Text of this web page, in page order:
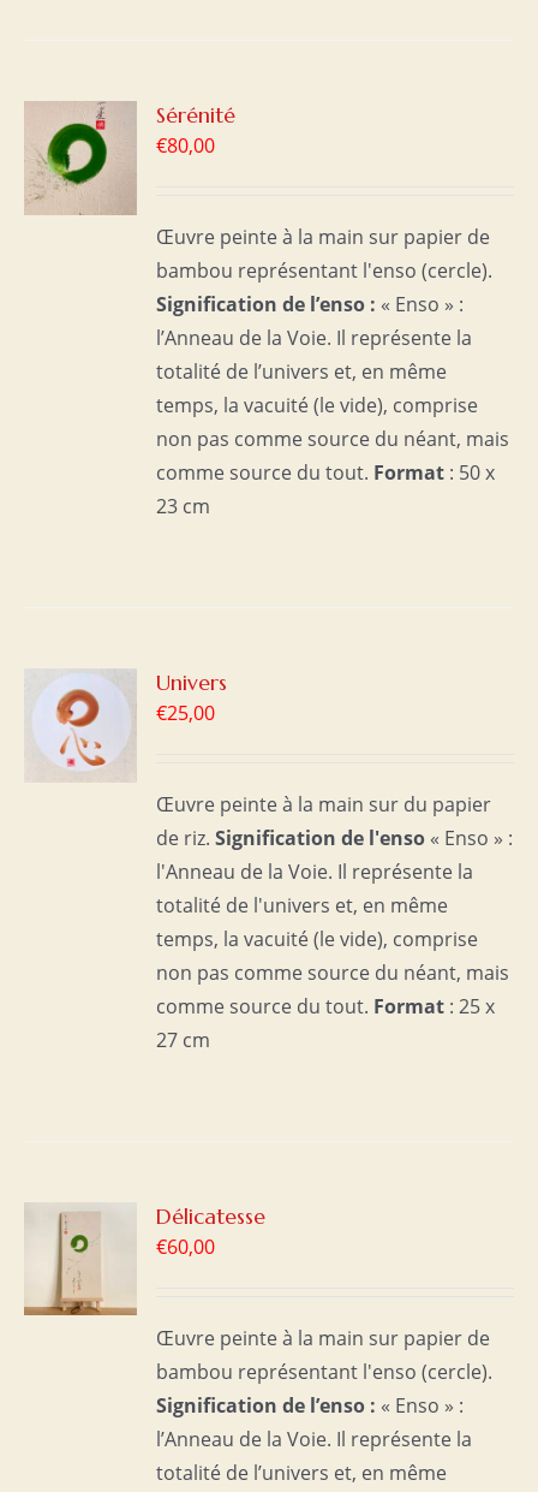
Sérénité
€80,00
Œuvre peinte à la main sur papier de
bambou représentant l'enso (cercle).
Signification de l’enso : « Enso » :
l’Anneau de la Voie. Il représente la
totalité de l’univers et, en même
temps, la vacuité (le vide), comprise
non pas comme source du néant, mais
comme source du tout. Format : 50 x
23 cm
Univers
€25,00
Œuvre peinte à la main sur du papier
de riz.Signification de l'enso « Enso » :
l'Anneau de la Voie. Il représente la
totalité de l'univers et, en même
temps, la vacuité (le vide), comprise
non pas comme source du néant, mais
comme source du tout. Format : 25 x
27 cm
Délicatesse
€60,00
Œuvre peinte à la main sur papier de
bambou représentant l'enso (cercle).
Signification de l’enso : « Enso » :
l’Anneau de la Voie. Il représente la
totalité de l’univers et, en même